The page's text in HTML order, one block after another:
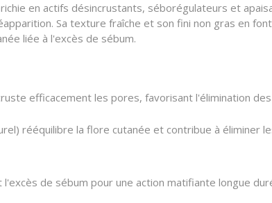
en actifs désincrustants, séborégulateurs et
Sa texture fraîche et son fini non gras en
liée à l'excès de sébum.
efficacement les pores, favorisant l'élimination
rééquilibre la flore cutanée et contribue à éliminer
de sébum pour une action matifiante longue